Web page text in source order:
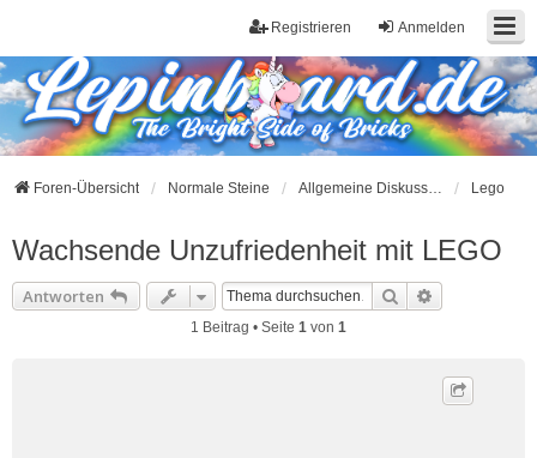
Anmelden
Registrieren
Foren-Übersicht Normale Steine Allgemeine Diskussionen zu Herstellern Lego
Wachsende Unzufriedenheit mit LEGO
Antworten Suche
1 Beitrag • Seite 1 von 1